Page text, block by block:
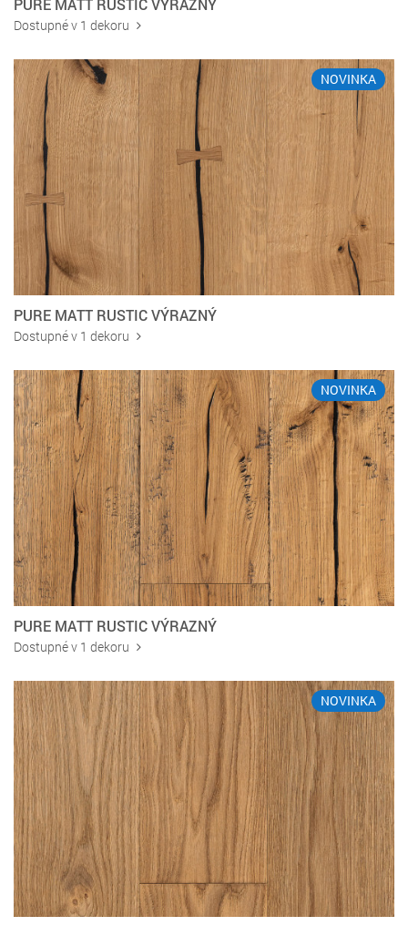
Dostupné v 1 dekoru
NOVINKA
PURE MATT RUSTIC VÝRAZNÝ
Dostupné v 1 dekoru
NOVINKA
PURE MATT RUSTIC VÝRAZNÝ
Dostupné v 1 dekoru
NOVINKA